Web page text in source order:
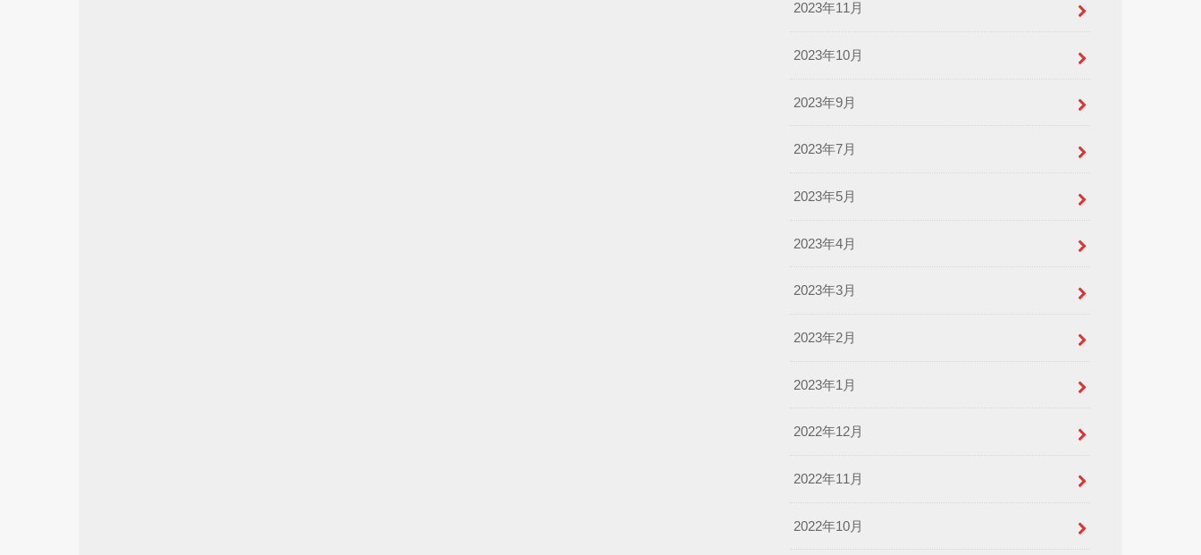
2023年11月
2023年10月
2023年9月
2023年7月
2023年5月
2023年4月
2023年3月
2023年2月
2023年1月
2022年12月
2022年11月
2022年10月